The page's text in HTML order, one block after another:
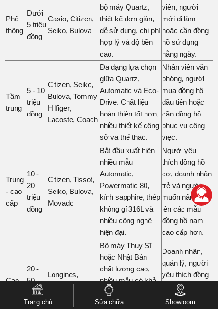
Phổ
thông
Dưới
5 triệu
đồng
Casio, Citizen,
Seiko, Bulova
bộ máy Quartz,
thiết kế đơn giản,
dễ sử dụng, chi phí
hợp lý và độ bền
cao.
viên, người
mới đi làm
hoặc cần đồng
hồ sử dụng
hằng ngày.
Tầm
trung
5 - 10
triệu
đồng
Citizen, Seiko,
Bulova, Tommy
Hilfiger,
Lacoste, Coach
Đa dạng lựa chọn
giữa Quartz,
Automatic và Eco-
Drive. Chất liệu
hoàn thiện tốt hơn,
nhiều thiết kế công
sở và thể thao.
Nhân viên văn
phòng, người
mua đồng hồ
đầu tiên hoặc
cần đồng hồ
phục vụ công
việc.
Trung
- cao
cấp
10 -
20
triệu
đồng
Citizen, Tissot,
Seiko, Bulova,
Movado
Bắt đầu xuất hiện
nhiều mẫu
Automatic,
Powermatic 80,
kính sapphire, thép
không gỉ 316L và
nhiều công nghệ
hiện đại.
Người yêu
thích đồng hồ
cơ, doanh nhân
trẻ và người
muốn nâng cấp
lên các mẫu
đồng hồ nam
cao cấp hơn.
Cao
20 -
50
triệu
đồng
Longines,
Tissot, Movado,
Citizen
Bộ máy Thụy Sĩ
hoặc Nhật Bản
chất lượng cao,
nhiều mẫu có khả
năng trữ cót dài,
hoàn thiện tinh xảo
Doanh nhân,
quản lý, người
yêu thích đồng
hồ Thụy Sĩ
hoặc tìm kiếm
Trang chủ Sửa chữa Showroom